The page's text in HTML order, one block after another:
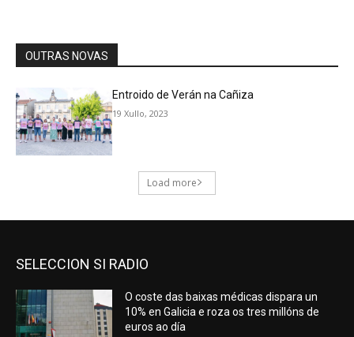
SELECCION SI RADIO
O coste das baixas médicas dispara un
10% en Galicia e roza os tres millóns de
euros ao día